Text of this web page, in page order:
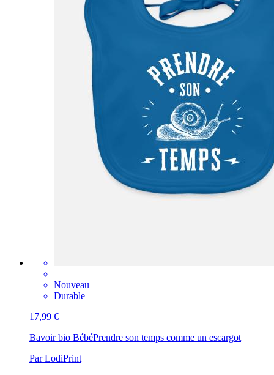
Nouveau
Durable
17,99 €
Bavoir bio BébéPrendre son temps comme un escargot
Par LodiPrint